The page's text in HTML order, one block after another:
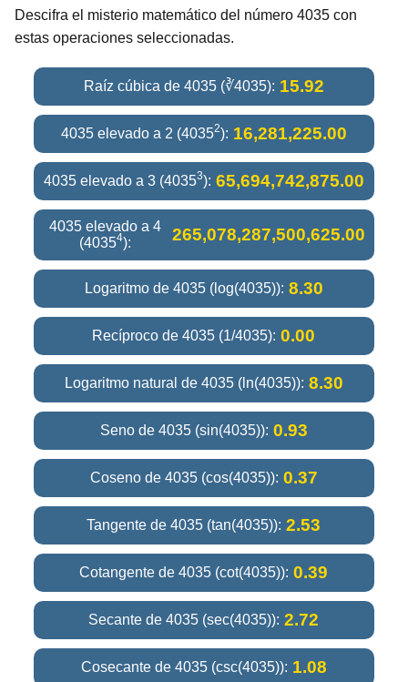
Descifra el misterio matemático del número 4035 con
estas operaciones seleccionadas.
Raíz cúbica de 4035 (∛4035): 15.92
4035 elevado a 2 (40352): 16,281,225.00
4035 elevado a 3 (40353): 65,694,742,875.00
4035 elevado a 4
(40354): 265,078,287,500,625.00
Logaritmo de 4035 (log(4035)): 8.30
Recíproco de 4035 (1/4035): 0.00
Logaritmo natural de 4035 (ln(4035)): 8.30
Seno de 4035 (sin(4035)): 0.93
Coseno de 4035 (cos(4035)): 0.37
Tangente de 4035 (tan(4035)): 2.53
Cotangente de 4035 (cot(4035)): 0.39
Secante de 4035 (sec(4035)): 2.72
Cosecante de 4035 (csc(4035)): 1.08